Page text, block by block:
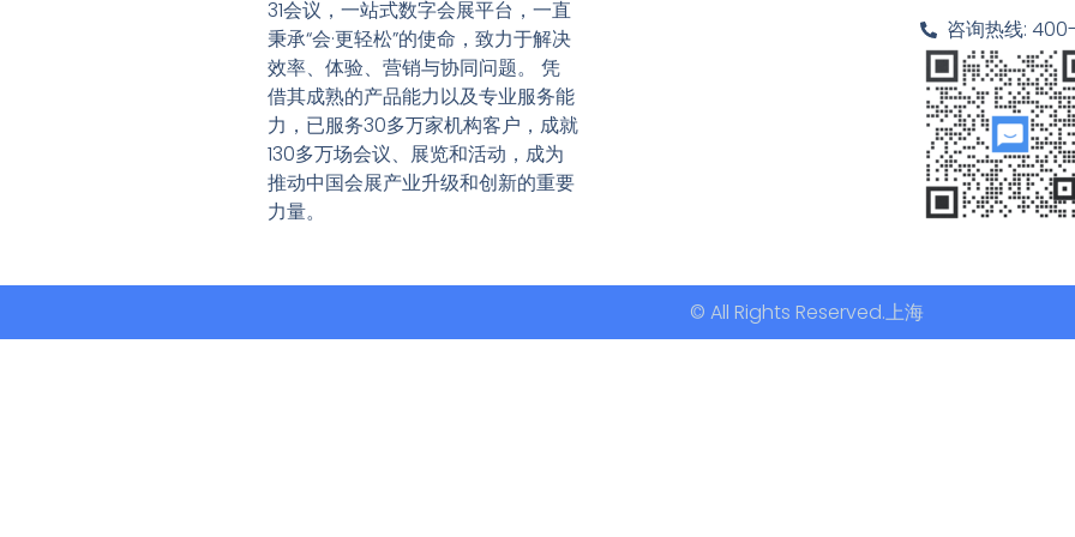
31会议，一站式数字会展平台，一直
秉承“会·更轻松”的使命，致力于解决
效率、体验、营销与协同问题。 凭
借其成熟的产品能力以及专业服务能
力，已服务30多万家机构客户，成就
130多万场会议、展览和活动，成为
推动中国会展产业升级和创新的重要
力量。
咨询热线:
© All Rights Reserved.上海